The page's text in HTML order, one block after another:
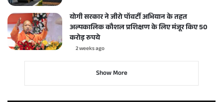
योगी सरकार ने जीरो पॉवर्टी अभियान के तहत
अल्पकालिक कौशल प्रशिक्षण के लिए मंजूर किए 50
करोड़ रुपये
2 weeks ago
Show More